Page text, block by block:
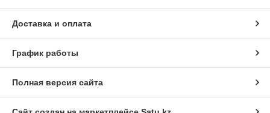
Доставка и оплата
График работы
Полная версия сайта